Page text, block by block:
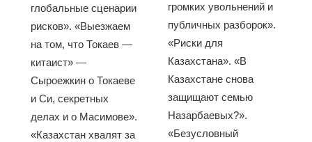
глобальные сценарии
рисков». «Выезжаем
на том, что Токаев —
китаист» —
Сыроежкин о Токаеве
и Си, секретных
делах и о Масимове».
«Казахстан хвалят за
громких увольнений и
публичных разборок».
«Риски для
Казахстана». «В
Казахстане снова
защищают семью
Назарбаевых?».
«Безусловный